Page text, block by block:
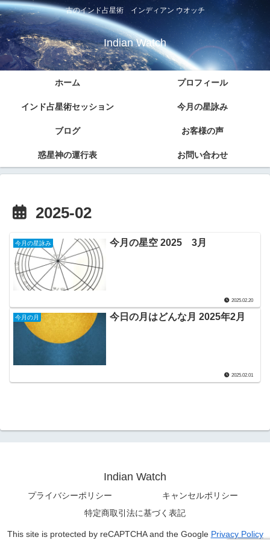
古のインド占星術 インディアン ウオッチ
Indian Watch
ホーム プロフィール
インド占星術セッション 今月の星詠み
ブログ お客様の声
惑星神の運行表 お問い合わせ
2025-02
今月の星詠み 今月の星空 2025 3月
2025.02.20
今月の月 今日の月はどんな月 2025年2月
2025.02.01
Indian Watch
プライバシーポリシー
キャンセルポリシー
特定商取引法に基づく表記
This site is protected by reCAPTCHA and the Google Privacy Policy